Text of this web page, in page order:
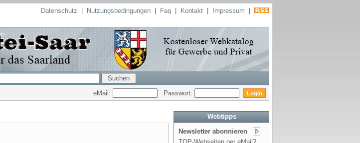
Datenschutz Nutzungsbedingungen Faq Kontakt Impressum
eMail: Passwort:
Webtipps
Newsletter abonnieren